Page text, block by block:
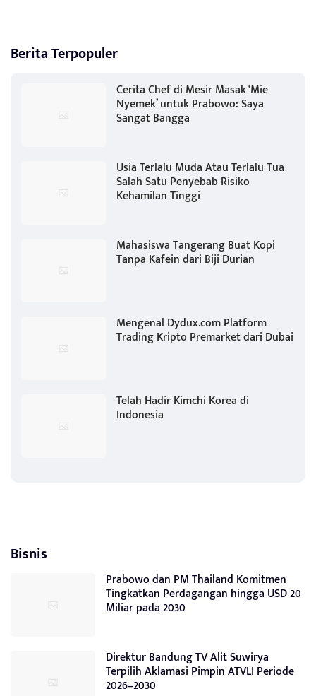
Berita Terpopuler
Cerita Chef di Mesir Masak ‘Mie
Nyemek’ untuk Prabowo: Saya
Sangat Bangga
Usia Terlalu Muda Atau Terlalu Tua
Salah Satu Penyebab Risiko
Kehamilan Tinggi
Mahasiswa Tangerang Buat Kopi
Tanpa Kafein dari Biji Durian
Mengenal Dydux.com Platform
Trading Kripto Premarket dari Dubai
Telah Hadir Kimchi Korea di
Indonesia
Bisnis
Prabowo dan PM Thailand Komitmen
Tingkatkan Perdagangan hingga USD 20
Miliar pada 2030
Direktur Bandung TV Alit Suwirya
Terpilih Aklamasi Pimpin ATVLI Periode
2026–2030